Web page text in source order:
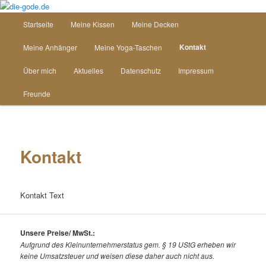
Zum
wechseln
die-gode.de
Startseite Meine Kissen Meine Decken
Meine Anhänger Meine Yoga-Taschen Kontakt
Über mich Aktuelles Datenschutz Impressum
Freunde
Kontakt
Kontakt Text
Unsere Preise/ MwSt.:
Aufgrund des Kleinunternehmerstatus gem. § 19 UStG erheben wir
keine Umsatzsteuer und weisen diese daher auch nicht aus.